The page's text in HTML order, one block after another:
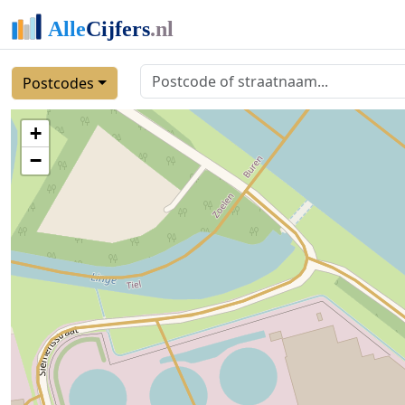
Postcodes
+
−